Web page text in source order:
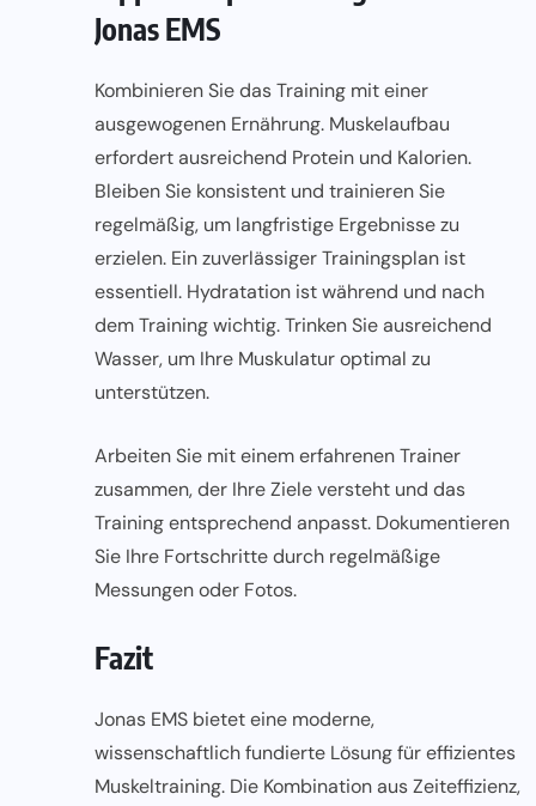
Jonas EMS
Kombinieren Sie das Training mit einer
ausgewogenen Ernährung. Muskelaufbau
erfordert ausreichend Protein und Kalorien.
Bleiben Sie konsistent und trainieren Sie
regelmäßig, um langfristige Ergebnisse zu
erzielen. Ein zuverlässiger Trainingsplan ist
essentiell. Hydratation ist während und nach
dem Training wichtig. Trinken Sie ausreichend
Wasser, um Ihre Muskulatur optimal zu
unterstützen.
Arbeiten Sie mit einem erfahrenen Trainer
zusammen, der Ihre Ziele versteht und das
Training entsprechend anpasst. Dokumentieren
Sie Ihre Fortschritte durch regelmäßige
Messungen oder Fotos.
Fazit
Jonas EMS bietet eine moderne,
wissenschaftlich fundierte Lösung für effizientes
Muskeltraining. Die Kombination aus Zeiteffizienz,